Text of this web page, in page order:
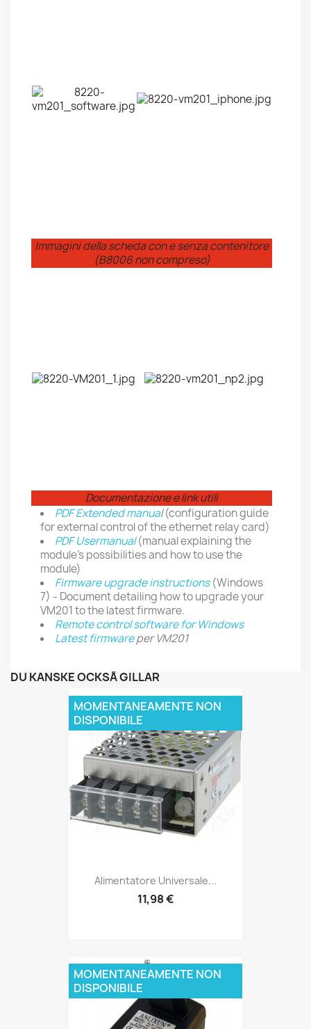
Immagini della scheda con e senza contenitore
(B8006 non compreso)
Documentazione e link utili
PDF Extended manual(configuration guide
for external control of the ethernet relay card)
PDF Usermanual(manual explaining the
module's possibilities and how to use the
module)
Firmware upgrade instructions(Windows
7) - Document detailing how to upgrade your
VM201 to the latest firmware.
Remote control software for Windows
Latest firmwareper VM201
DU KANSKE OCKSÅ GILLAR
Alimentatore Universale...
11,98 €
MOMENTANEAMENTE NON
DISPONIBILE
MOMENTANEAMENTE NON
DISPONIBILE